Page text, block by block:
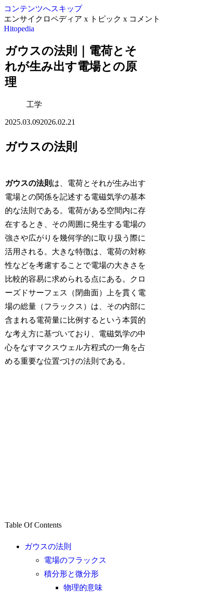
コンテンツへスキップ
エンサイクロペディア x トピック x コメント
Hitopedia
ガウスの法則｜電荷とそ
れが生み出す電場との原
理
工学
2025.03.092026.02.21
ガウスの法則
ガウスの法則 は、電荷とそれが生み出す
電場との関係を記述する電磁気学の基本
的な法則である。電荷がある空間内に存
在するとき、その周囲に発生する電場の
強さや広がりを幾何学的に取り扱う際に
活用される。大きな特徴は、電荷の対称
性などを考慮することで電場の大きさを
比較的容易に求められる点にある。クロ
ーズドサーフェス（閉曲面）上を貫く電
場の総量（フラックス）は、その内部に
含まれる電荷量に比例するという本質的
な考え方に基づいており、電磁気学の中
心をなすマクスウェル方程式の一角を占
める重要な位置づけの法則である。
Table Of Contents
ガウスの法則
電場のフラックス
積分形と微分形
物理的意味